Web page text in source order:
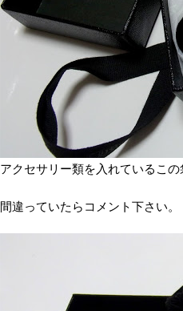
アクセサリー類を入れているこ
間違っていたらコメント下さい。